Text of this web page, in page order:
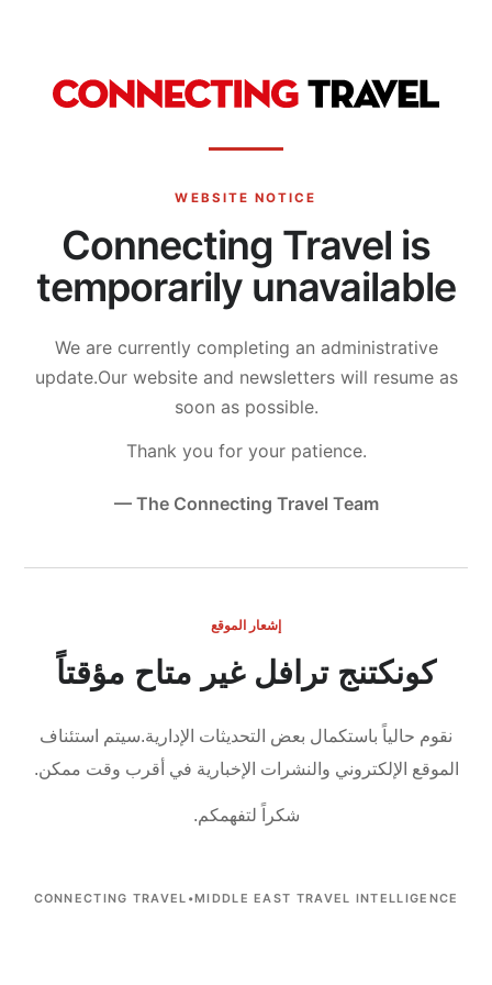
WEBSITE NOTICE
Connecting Travel is
temporarily unavailable
We are currently completing an administrative
update.Our website and newsletters will resume as
soon as possible.
Thank you for your patience.
— The Connecting Travel Team
إشعار الموقع
كونكتنج ترافل غير متاح مؤقتاً
نقوم حالياً باستكمال بعض التحديثات الإدارية.سيتم استئناف
الموقع الإلكتروني والنشرات الإخبارية في أقرب وقت ممكن.
شكراً لتفهمكم.
CONNECTING TRAVEL •MIDDLE EAST TRAVEL INTELLIGENCE